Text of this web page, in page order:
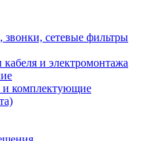
сетевые фильтры
и электромонтажа
и комплектующие